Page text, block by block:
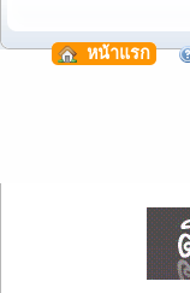
หน้าแรก